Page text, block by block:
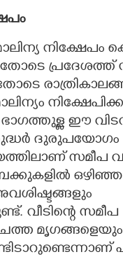
നിക്ഷേപം
പ്രദേശത്ത്
ഭാഗത്തുള്ള ഈ
ദുരുപയോഗം
സമീപ
ഒഴിഞ്ഞ
വീടിന്റെ സമീപ
ചത്ത